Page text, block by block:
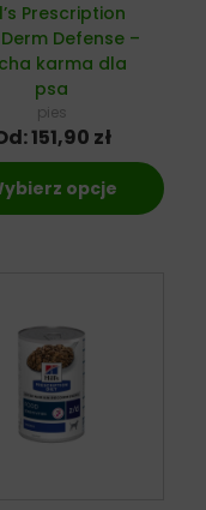
Prescription
Defense –
karma dla
psa
pies
151,90 zł
opcje